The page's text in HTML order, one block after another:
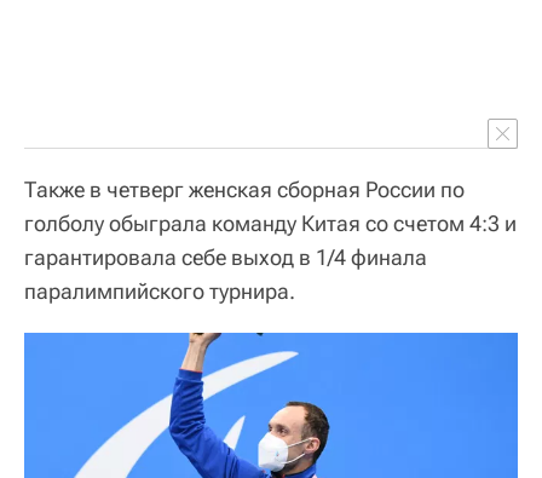
Также в четверг женская сборная России по
голболу обыграла команду Китая со счетом 4:3 и
гарантировала себе выход в 1/4 финала
паралимпийского турнира.